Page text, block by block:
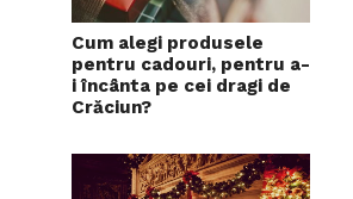
Cum alegi produsele
pentru cadouri, pentru a-
i încânta pe cei dragi de
Crăciun?